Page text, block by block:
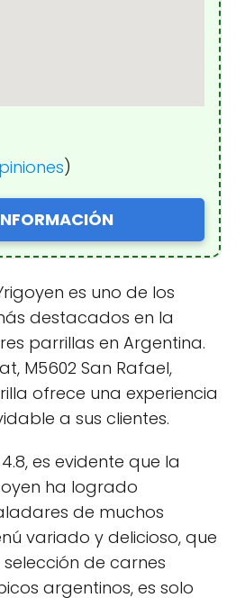
)
es uno de los
destacados en la
parrillas en Argentina.
M5602 San Rafael,
ofrece una experiencia
a sus clientes.
es evidente que la
ha logrado
de muchos
variado y delicioso, que
de carnes
argentinos, es solo